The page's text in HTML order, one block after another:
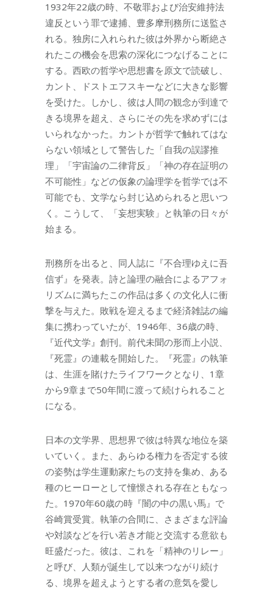
1932年22歳の時、不敬罪および治安維持法
違反という罪で逮捕、豊多摩刑務所に送監さ
れる。独房に入れられた彼は外界から断絶さ
れたこの機会を思索の深化につなげることに
する。西欧の哲学や思想書を原文で読破し、
カント、ドストエフスキーなどに大きな影響
を受けた。しかし、彼は人間の観念が到達で
きる境界を超え、さらにその先を求めずには
いられなかった。カントが哲学で触れてはな
らない領域として警告した「自我の誤謬推
理」「宇宙論の二律背反」「神の存在証明の
不可能性」などの仮象の論理学を哲学では不
可能でも、文学なら封じ込められると思いつ
く。こうして、「妄想実験」と執筆の日々が
始まる。
刑務所を出ると、同人誌に『不合理ゆえに吾
信ず』を発表。詩と論理の融合によるアフォ
リズムに満ちたこの作品は多くの文化人に衝
撃を与えた。敗戦を迎えるまで経済雑誌の編
集に携わっていたが、1946年、36歳の時、
『近代文学』創刊。前代未聞の形而上小説、
『死霊』の連載を開始した。『死霊』の執筆
は、生涯を賭けたライフワークとなり、1章
から9章まで50年間に渡って続けられること
になる。
日本の文学界、思想界で彼は特異な地位を築
いていく。また、あらゆる権力を否定する彼
の姿勢は学生運動家たちの支持を集め、ある
種のヒーローとして憧憬される存在ともなっ
た。1970年60歳の時『闇の中の黒い馬』で
谷崎賞受賞。執筆の合間に、さまざまな評論
や対談などを行い若き才能と交流する意欲も
旺盛だった。彼は、これを「精神のリレー」
と呼び、人類が誕生して以来つながり続け
る、境界を超えようとする者の意気を愛し